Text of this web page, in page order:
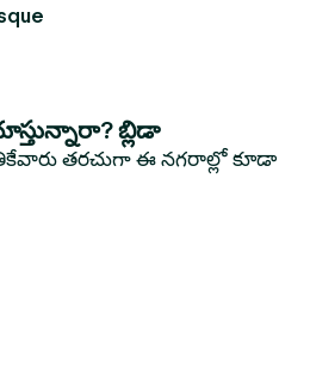
బ్లిడా
తరచుగా ఈ నగరాల్లో కూడా